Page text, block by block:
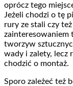
oprócz tego
Jeżeli chodzi o tę
rury ze stali czy
zainteresowaniem
tworzyw
wady i zalety, lecz
chodzić o montaż.
Sporo zależeć też